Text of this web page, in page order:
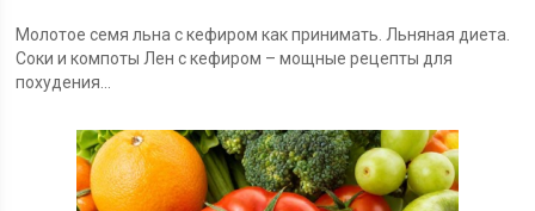
Молотое семя льна с кефиром как принимать. Льняная диета.
Соки и компоты Лен с кефиром – мощные рецепты для
похудения...